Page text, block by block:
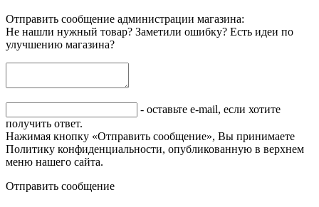
Отправить сообщение администрации магазина:
Не нашли нужный товар? Заметили ошибку? Есть идеи по
улучшению магазина?
- оставьте e-mail, если хотите
получить ответ.
Нажимая кнопку «Отправить сообщение», Вы принимаете
Политику конфиденциальности, опубликованную в верхнем
меню нашего сайта.
Отправить сообщение